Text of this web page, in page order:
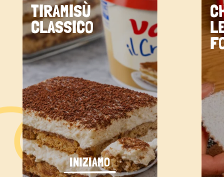
TIRAMISÙ
CLASSICO
INIZIAMO